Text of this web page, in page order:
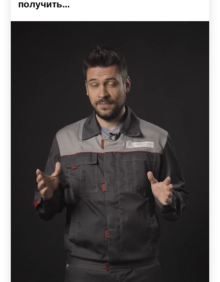
получить...